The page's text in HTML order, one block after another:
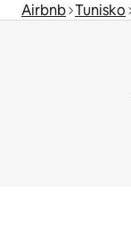
Airbnb Tunisko